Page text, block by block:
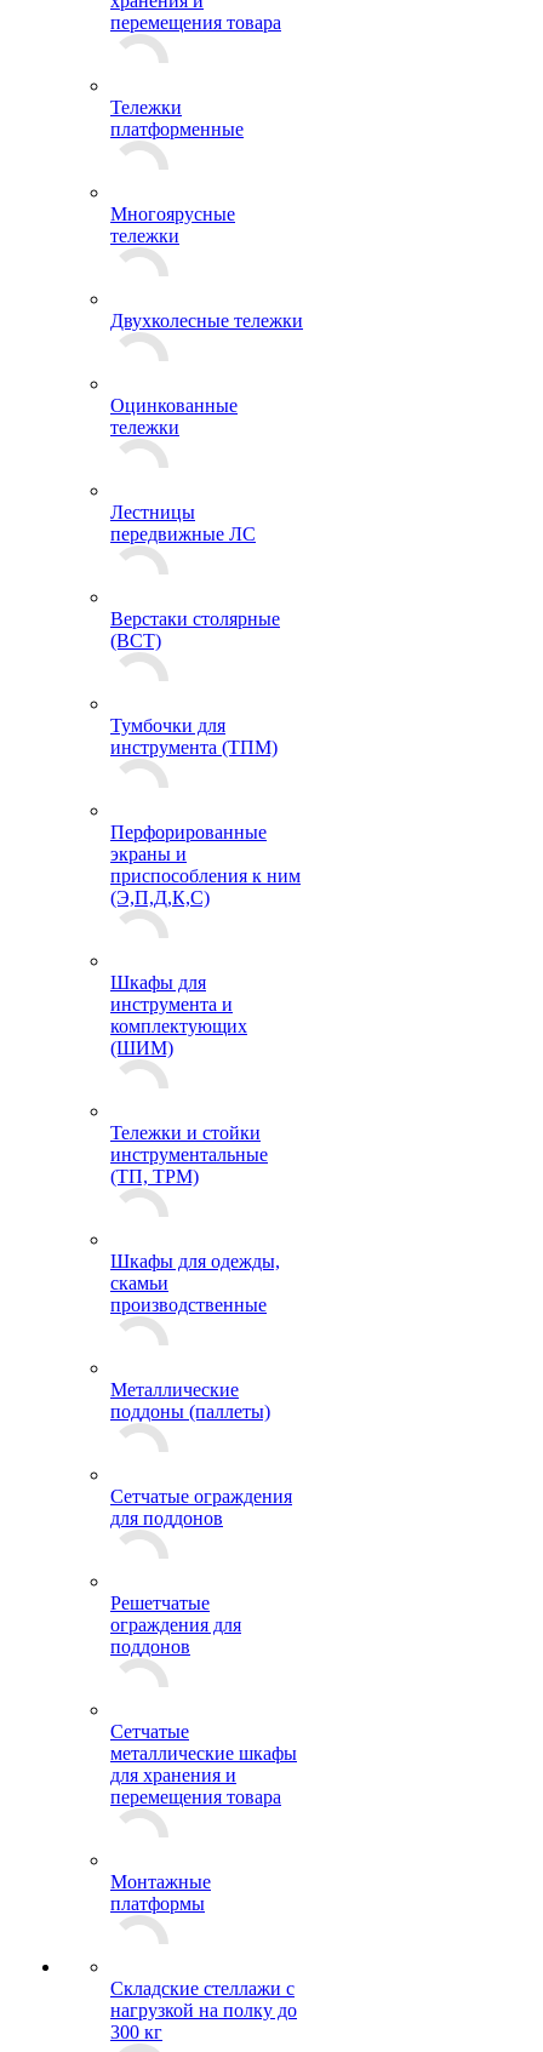
перемещения товара
Тележки
платформенные
Многоярусные
тележки
Двухколесные тележки
Оцинкованные
тележки
Лестницы
передвижные ЛС
Верстаки столярные
(ВСТ)
Тумбочки для
инструмента (ТПМ)
Перфорированные
экраны и
приспособления к ним
(Э,П,Д,К,С)
Шкафы для
инструмента и
комплектующих
(ШИМ)
Тележки и стойки
инструментальные
(ТП, ТРМ)
Шкафы для одежды,
скамьи
производственные
Металлические
поддоны (паллеты)
Сетчатые ограждения
для поддонов
Решетчатые
ограждения для
поддонов
Сетчатые
металлические шкафы
для хранения и
перемещения товара
Монтажные
платформы
Складские стеллажи с
нагрузкой на полку до
300 кг